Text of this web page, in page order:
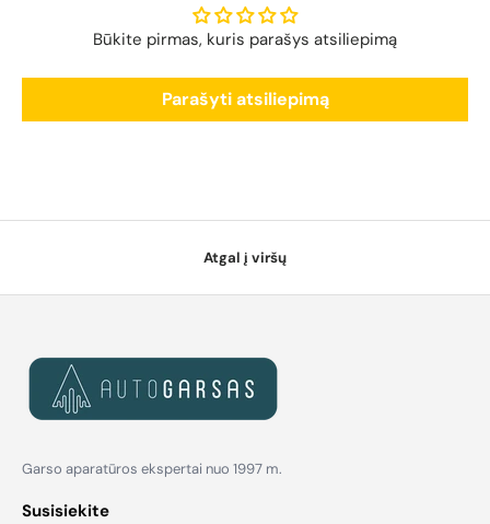
Būkite pirmas, kuris parašys atsiliepimą
Parašyti atsiliepimą
Atgal į viršų
Garso aparatūros ekspertai nuo 1997 m.
Susisiekite